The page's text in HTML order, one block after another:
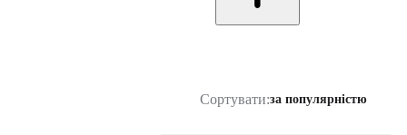
Сортувати:за популярністю